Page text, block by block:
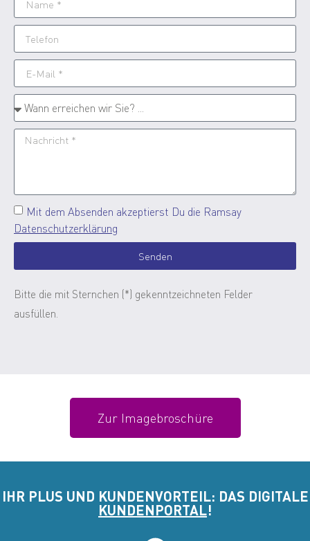
Mit dem Absenden akzeptierst Du die Ramsay
Datenschutzerklärung
Senden
Bitte die mit Sternchen (*) gekenntzeichneten Felder
ausfüllen.
Zur Imagebroschüre
IHR PLUS UND KUNDENVORTEIL: DAS DIGITALE
KUNDENPORTAL!